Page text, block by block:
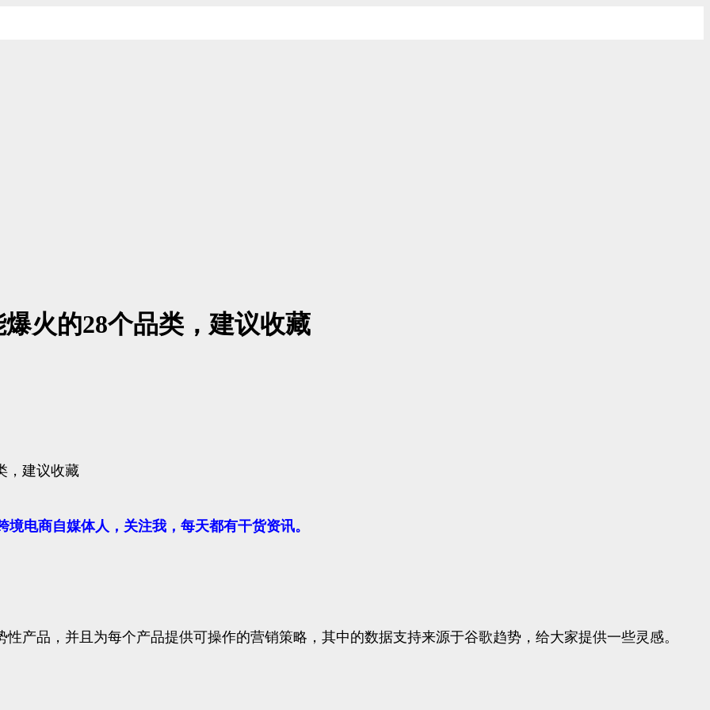
火的28个品类，建议收藏
，建议收藏
电商自媒体人，关注我，每天都有干货资讯。
产品，并且为每个产品提供可操作的营销策略，其中的数据支持来源于谷歌趋势，给大家提供一些灵感。